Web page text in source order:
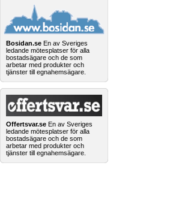
Bosidan.se En av Sveriges
ledande mötesplatser för alla
bostadsägare och de som
arbetar med produkter och
tjänster till egnahemsägare.
Offertsvar.se En av Sveriges
ledande mötesplatser för alla
bostadsägare och de som
arbetar med produkter och
tjänster till egnahemsägare.